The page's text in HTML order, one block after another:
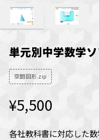
単元別中学数学
空間図形.zip
¥5,500
各社教科書に対応した